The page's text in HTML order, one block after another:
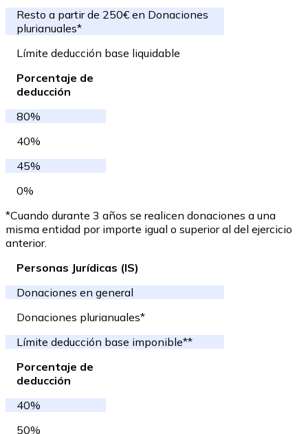
Resto a partir de 250€ en Donaciones
plurianuales*
Límite deducción base liquidable
Porcentaje de
deducción
80%
40%
45%
0%
*Cuando durante 3 años se realicen donaciones a una
misma entidad por importe igual o superior al del ejercicio
anterior.
Personas Jurídicas (IS)
Donaciones en general
Donaciones plurianuales*
Límite deducción base imponible**
Porcentaje de
deducción
40%
50%